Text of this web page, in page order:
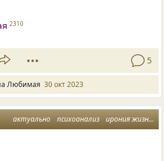
2310
5
Любимая 30 окт 2023
актуально психоанализ ирония жизни